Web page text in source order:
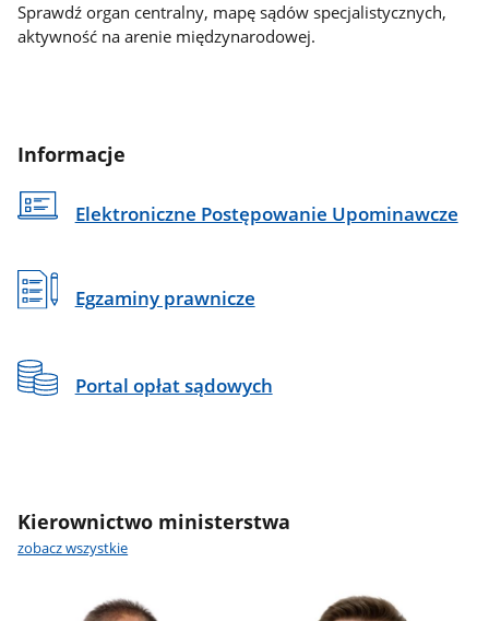
Sprawdź organ centralny, mapę sądów specjalistycznych,
aktywność na arenie międzynarodowej.
Informacje
Elektroniczne Postępowanie Upominawcze
Egzaminy prawnicze
Portal opłat sądowych
Kierownictwo ministerstwa
zobacz wszystkie